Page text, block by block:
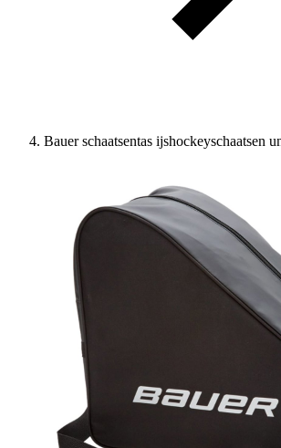
Bauer schaatsentas ijshockeyschaatsen